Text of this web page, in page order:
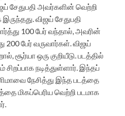
சேதுபதி அவர்களின் வெற்றி
விஜய் சேதுபதி
100 பேர் வந்தால், அவரின்
200 பேர் வருவார்கள். விஜய்
சூர்யா ஒரு குறியீடு. படத்தில்
நடித்துள்ளார். இந்தப்
நேசித்து இந்த படத்தை
மிகப்பெரிய வெற்றி படமாக